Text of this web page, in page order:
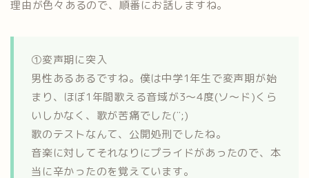
理由が色々あるので、順番にお話しますね。
①変声期に突入
男性あるあるですね。僕は中学1年生で変声期が始
まり、ほぼ1年間歌える音域が3～4度(ソ～ド)くら
いしかなく、歌が苦痛でした(¨;)
歌のテストなんて、公開処刑でしたね。
音楽に対してそれなりにプライドがあったので、本
当に辛かったのを覚えています。